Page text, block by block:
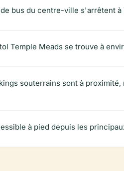
bus du centre-ville s'arrêtent
Temple Meads se trouve à
souterrains sont à
à pied depuis les